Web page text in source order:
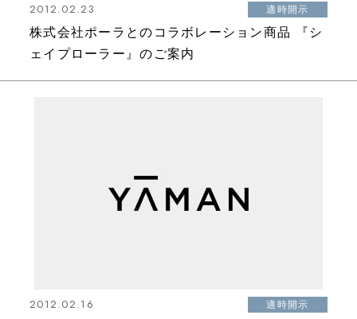
2012.02.23 適時開示
株式会社ポーラとのコラボレーション商品 『シ
ェイプローラー』のご案内
2012.02.16 適時開示